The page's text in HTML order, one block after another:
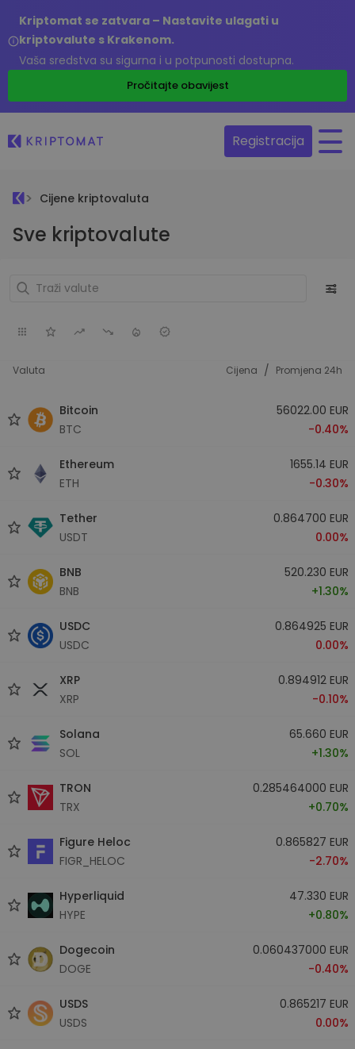
Kriptomat se zatvara – Nastavite ulagati u
kriptovalute s Krakenom.
Vaša sredstva su sigurna i u potpunosti dostupna.
Pročitajte obavijest
Registracija
Cijene kriptovaluta
Sve kriptovalute
Valuta Cijena / Promjena 24h
Bitcoin
BTC
56022.00 EUR
-0.40%
Ethereum
ETH
1655.14 EUR
-0.30%
Tether
USDT
0.864700 EUR
0.00%
BNB
BNB
520.230 EUR
+1.30%
USDC
USDC
0.864925 EUR
0.00%
XRP
XRP
0.894912 EUR
-0.10%
Solana
SOL
65.660 EUR
+1.30%
TRON
TRX
0.285464000 EUR
+0.70%
Figure Heloc
FIGR_HELOC
0.865827 EUR
-2.70%
Hyperliquid
HYPE
47.330 EUR
+0.80%
Dogecoin
DOGE
0.060437000 EUR
-0.40%
USDS
USDS
0.865217 EUR
0.00%